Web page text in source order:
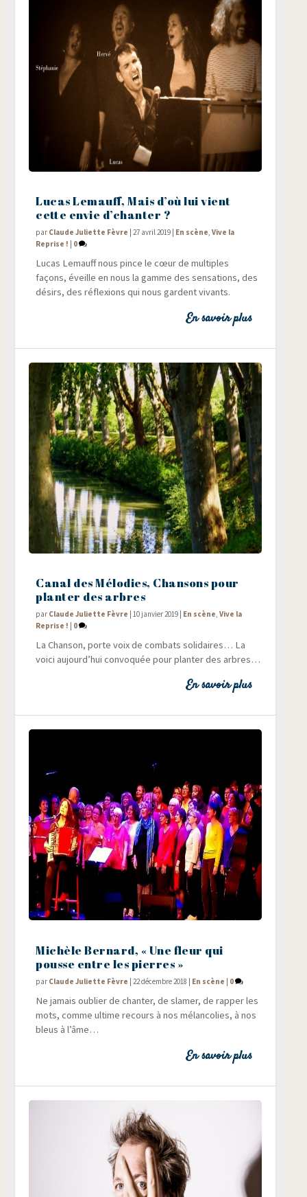
Lucas Lemauff, Mais d’où lui vient
cette envie d’chanter ?
par Claude Juliette Fèvre |27 avril 2019 En scène,Vive la
Reprise !
0
Lucas Lemauff nous pince le cœur de mul­tiples
façons, éveille en nous la gamme des sen­sa­tions, des
dési­rs, des réflexions qui nous gardent vivants.
En savoir plus
Canal des Mélodies, Chansons pour
planter des arbres
par Claude Juliette Fèvre | 10 janvier 2019 | En scène ,Vive la
Reprise ! | 0
La Chan­son, porte voix de com­bats soli­daires… La
voi­ci aujourd’hui convo­quée pour plan­ter des arbres…
En savoir plus
Michèle Bernard, « Une fleur qui
pousse entre les pierres »
par Claude Juliette Fèvre |22 décembre 2018 En scène 0
Ne jamais oublier de chan­ter, de sla­mer, de rap­per les
mots, comme ultime recours à nos mélan­co­lies, à nos
bleus à l’âme…
En savoir plus